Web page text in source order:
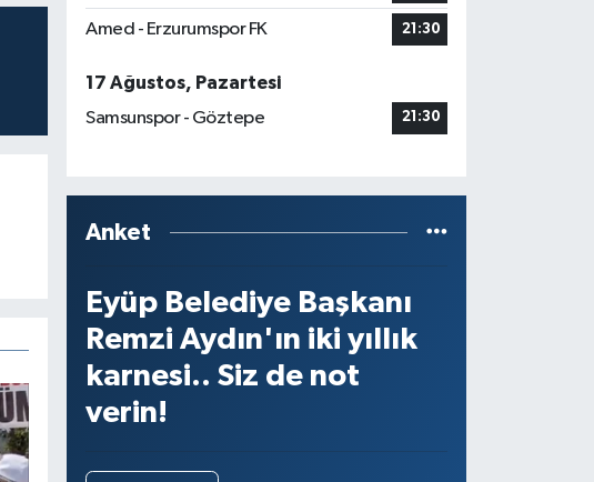
Amed - Erzurumspor FK 21:30
17 Ağustos, Pazartesi
Samsunspor - Göztepe
21:30
Anket
Eyüp Belediye Başkanı
Remzi Aydın'ın iki yıllık
karnesi.. Siz de not
verin!